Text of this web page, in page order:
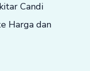
Candi
Harga dan